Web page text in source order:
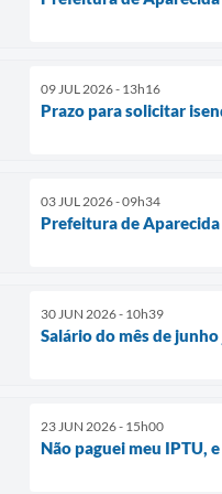
09 JUL 2026 - 13h16
Prazo para solicitar
03 JUL 2026 - 09h34
Prefeitura de
30 JUN 2026 - 10h39
Salário do mês de
23 JUN 2026 - 15h00
Não paguei meu IPTU,